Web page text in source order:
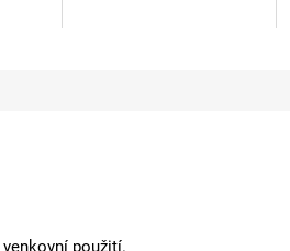
použití.